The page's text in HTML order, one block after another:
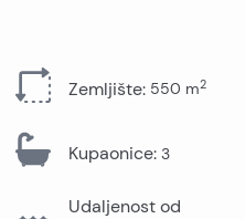
Zemljište: 550 m2
Kupaonice: 3
Udaljenost od